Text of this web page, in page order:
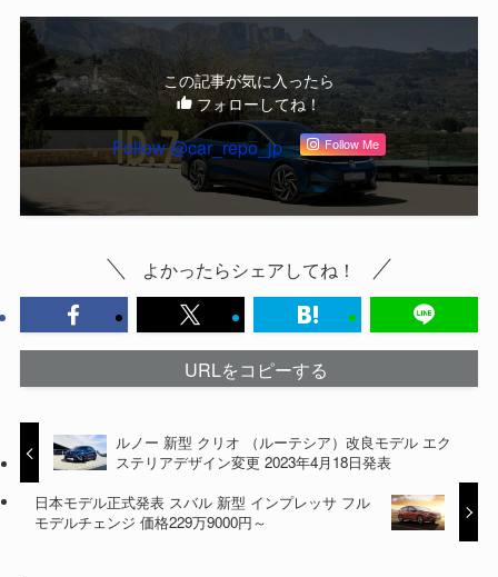
この記事が気に入ったら
フォローしてね！
Follow @car_repo_jp Follow Me
よかったらシェアしてね！
URLをコピーする
ルノー 新型 クリオ （ルーテシア）改良モデル エク
ステリアデザイン変更 2023年4月18日発表
日本モデル正式発表 スバル 新型 インプレッサ フル
モデルチェンジ 価格229万9000円～